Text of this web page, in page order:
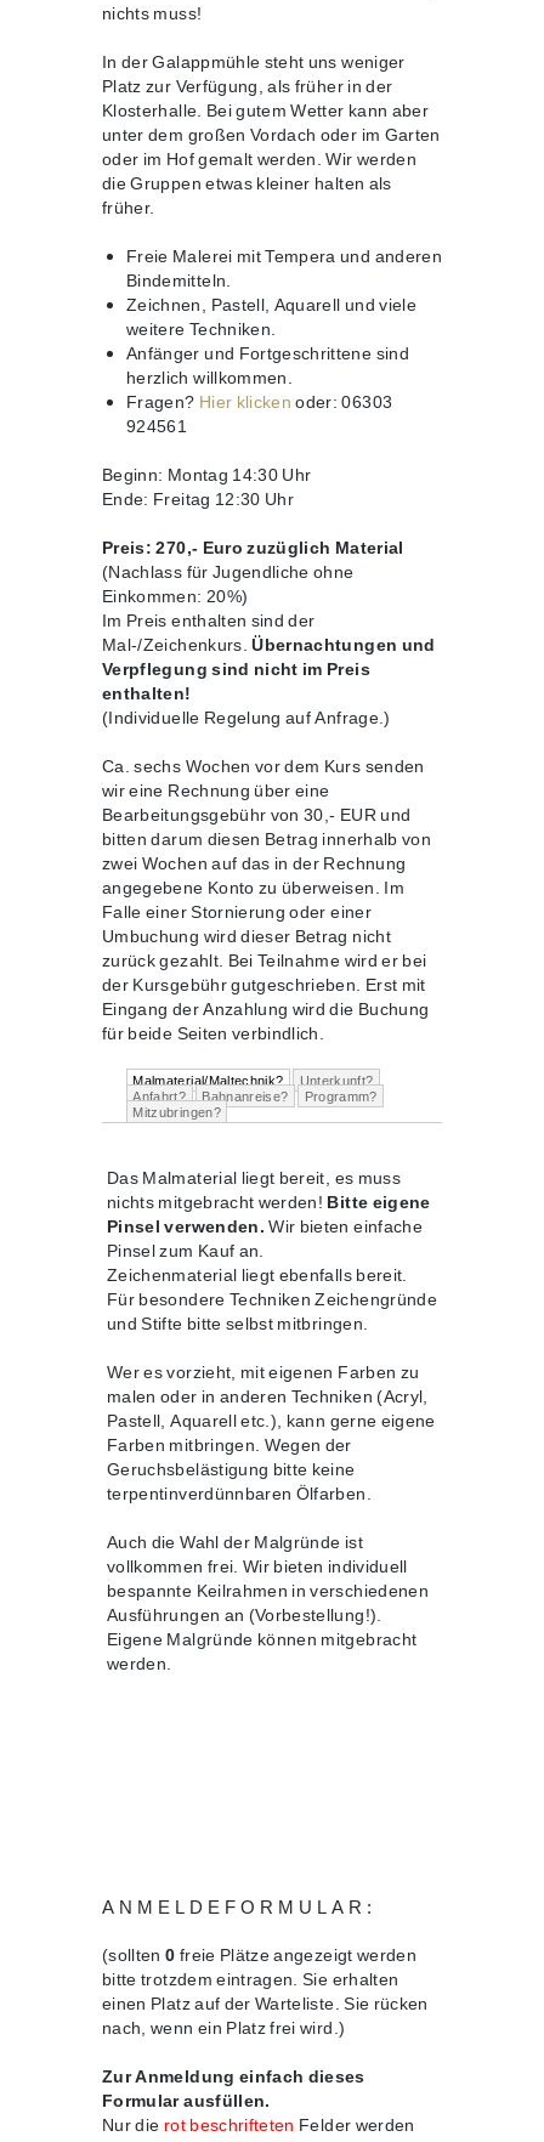
nichts muss!
In der Galappmühle steht uns weniger
Platz zur Verfügung, als früher in der
Klosterhalle. Bei gutem Wetter kann aber
unter dem großen Vordach oder im Garten
oder im Hof gemalt werden. Wir werden
die Gruppen etwas kleiner halten als
früher.
Freie Malerei mit Tempera und anderen
Bindemitteln.
Zeichnen, Pastell, Aquarell und viele
weitere Techniken.
Anfänger und Fortgeschrittene sind
herzlich willkommen.
Fragen? Hier klicken oder: 06303
924561
Beginn: Montag 14:30 Uhr
Ende: Freitag 12:30 Uhr
Preis: 270,- Euro zuzüglich Material
(Nachlass für Jugendliche ohne
Einkommen: 20%)
Im Preis enthalten sind der
Mal-/Zeichenkurs.Übernachtungen und
Verpflegung sind nicht im Preis
enthalten!
(Individuelle Regelung auf Anfrage.)
Ca. sechs Wochen vor dem Kurs senden
wir eine Rechnung über eine
Bearbeitungsgebühr von 30,- EUR und
bitten darum diesen Betrag innerhalb von
zwei Wochen auf das in der Rechnung
angegebene Konto zu überweisen. Im
Falle einer Stornierung oder einer
Umbuchung wird dieser Betrag nicht
zurück gezahlt. Bei Teilnahme wird er bei
der Kursgebühr gutgeschrieben. Erst mit
Eingang der Anzahlung wird die Buchung
für beide Seiten verbindlich.
Malmaterial/Maltechnik?
Unterkunft?
Anfahrt?
Bahnanreise?
Programm?
Mitzubringen?
Das Malmaterial liegt bereit, es muss
nichts mitgebracht werden! Bitte eigene
Pinsel verwenden. Wir bieten einfache
Pinsel zum Kauf an.
Zeichenmaterial liegt ebenfalls bereit.
Für besondere Techniken Zeichengründe
und Stifte bitte selbst mitbringen.
Wer es vorzieht, mit eigenen Farben zu
malen oder in anderen Techniken (Acryl,
Pastell, Aquarell etc.), kann gerne eigene
Farben mitbringen. Wegen der
Geruchsbelästigung bitte keine
terpentinverdünnbaren Ölfarben.
Auch die Wahl der Malgründe ist
vollkommen frei. Wir bieten individuell
bespannte Keilrahmen in verschiedenen
Ausführungen an (Vorbestellung!).
Eigene Malgründe können mitgebracht
werden.
ANMELDEFORMULAR:
(sollten0 freie Plätze angezeigt werden
bitte trotzdem eintragen. Sie erhalten
einen Platz auf der Warteliste. Sie rücken
nach, wenn ein Platz frei wird.)
Zur Anmeldung einfach dieses
Formular ausfüllen.
Nur die rot beschrifteten Felder werden